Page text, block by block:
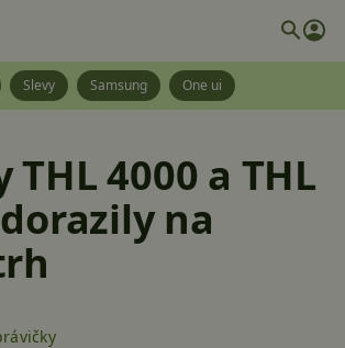
Slevy Samsung One ui
THL 4000 a THL
na